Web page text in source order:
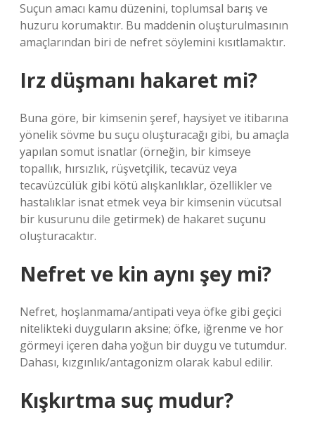
Suçun amacı kamu düzenini, toplumsal barış ve
huzuru korumaktır. Bu maddenin oluşturulmasının
amaçlarından biri de nefret söylemini kısıtlamaktır.
Irz düşmanı hakaret mi?
Buna göre, bir kimsenin şeref, haysiyet ve itibarına
yönelik sövme bu suçu oluşturacağı gibi, bu amaçla
yapılan somut isnatlar (örneğin, bir kimseye
topallık, hırsızlık, rüşvetçilik, tecavüz veya
tecavüzcülük gibi kötü alışkanlıklar, özellikler ve
hastalıklar isnat etmek veya bir kimsenin vücutsal
bir kusurunu dile getirmek) de hakaret suçunu
oluşturacaktır.
Nefret ve kin aynı şey mi?
Nefret, hoşlanmama/antipati veya öfke gibi geçici
nitelikteki duyguların aksine; öfke, iğrenme ve hor
görmeyi içeren daha yoğun bir duygu ve tutumdur.
Dahası, kızgınlık/antagonizm olarak kabul edilir.
Kışkırtma suç mudur?